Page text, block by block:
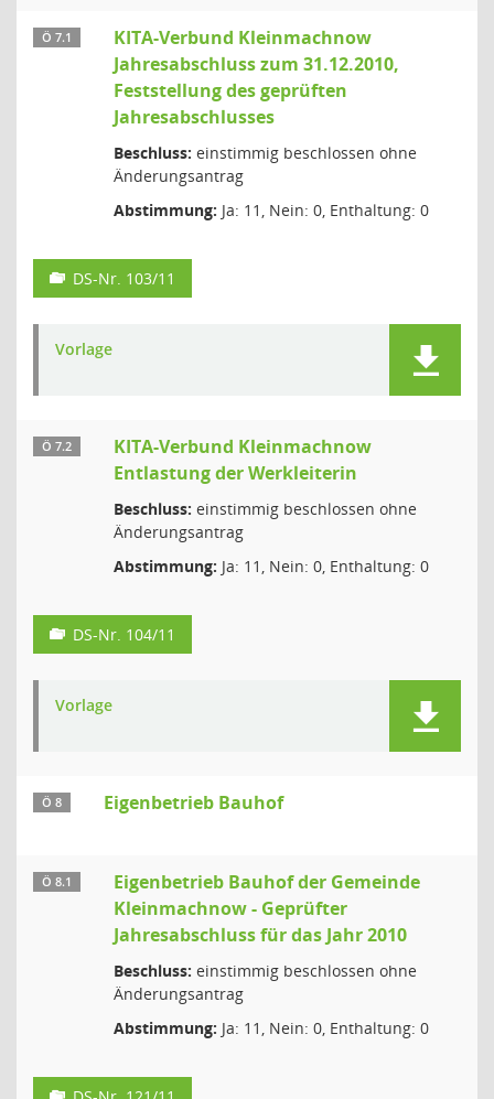
Ö 7.1
KITA-Verbund Kleinmachnow
Jahresabschluss zum 31.12.2010,
Feststellung des geprüften
Jahresabschlusses
Beschluss: einstimmig beschlossen ohne
Änderungsantrag
Abstimmung: Ja: 11, Nein: 0, Enthaltung: 0
DS-Nr. 103/11
Vorlage
Ö 7.2
KITA-Verbund Kleinmachnow
Entlastung der Werkleiterin
Beschluss: einstimmig beschlossen ohne
Änderungsantrag
Abstimmung: Ja: 11, Nein: 0, Enthaltung: 0
DS-Nr. 104/11
Vorlage
Ö 8 Eigenbetrieb Bauhof
Ö 8.1
Eigenbetrieb Bauhof der Gemeinde
Kleinmachnow - Geprüfter
Jahresabschluss für das Jahr 2010
Beschluss: einstimmig beschlossen ohne
Änderungsantrag
Abstimmung: Ja: 11, Nein: 0, Enthaltung: 0